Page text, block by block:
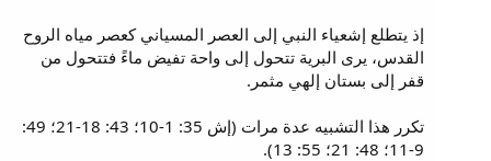
إذ يتطلع إشعياء النبي إلى العصر المسياني كعصر مياه الروح
القدس، يرى البرية تتحول إلى واحة تفيض ماءً فتتحول من
قفر إلى بستان إلهي مثمر.
تكرر هذا التشبيه عدة مرات (إش 35: 1-10؛ 43: 18-21؛ 49:
9-11؛ 48: 21؛ 55: 13).